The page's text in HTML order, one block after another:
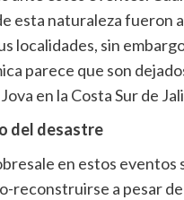
esta naturaleza fueron
localidades, sin
parece que son
en la Costa Sur de
del desastre
en estos eventos
reconstruirse a pesar